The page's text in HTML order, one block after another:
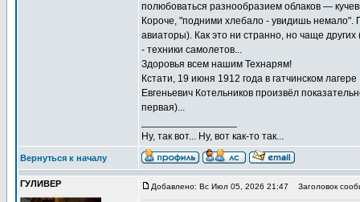
полюбоваться разнообразием облаков —
Короче, "подними хлебало - увидишь
авиаторы). Как это ни странно, но чаще
- техники самолетов...
Здоровья всем нашим Технарям!
Кстати, 19 июня 1912 года в гатчинском
Евгеньевич Котельников произвёл
первая)...
Ну, так вот... Ну, вот как-то так...
Вернуться к началу
ГУЛИВЕР Добавлено: Вс Июл 05, 2026 21:47 Заголовок